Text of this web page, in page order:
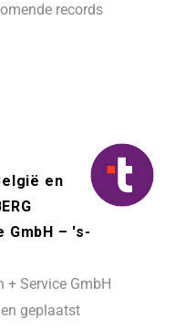
records
en
GmbH – 's-
+ Service GmbH
geplaatst